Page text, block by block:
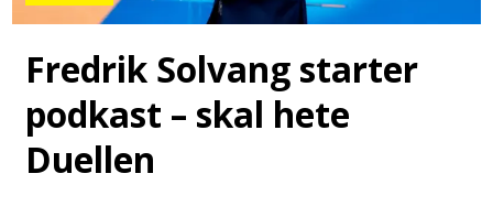
Fredrik Solvang starter
podkast – skal hete
Duellen